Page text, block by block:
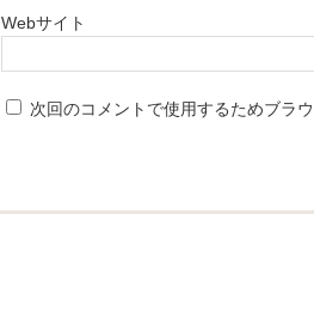
Webサイト
次回のコメントで使用するためブラ